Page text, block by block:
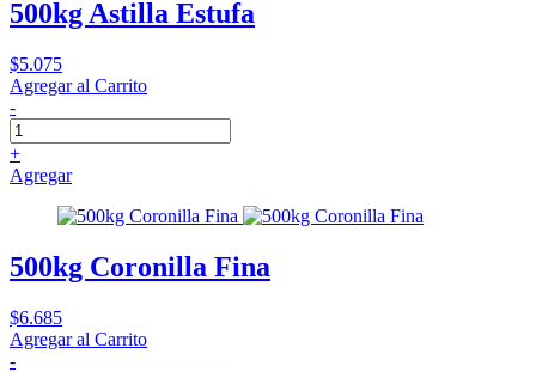
500kg Astilla Estufa
$5.075
Agregar al Carrito
-
+
Agregar
500kg Coronilla Fina
$6.685
Agregar al Carrito
-